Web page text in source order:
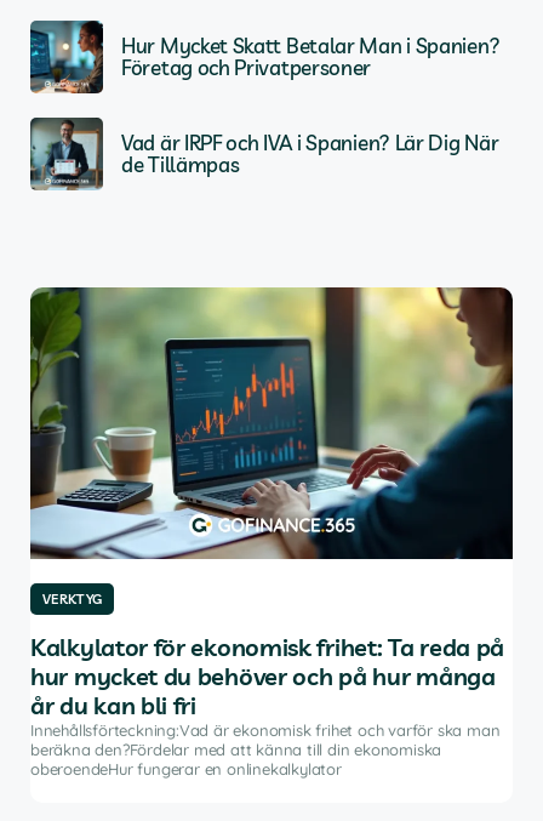
Hur Mycket Skatt Betalar Man i Spanien?
Företag och Privatpersoner
Vad är IRPF och IVA i Spanien? Lär Dig När
de Tillämpas
VERKTYG
Kalkylator för ekonomisk frihet: Ta reda på
hur mycket du behöver och på hur många
år du kan bli fri
Innehållsförteckning:Vad är ekonomisk frihet och varför ska man
beräkna den?Fördelar med att känna till din ekonomiska
oberoendeHur fungerar en onlinekalkylator